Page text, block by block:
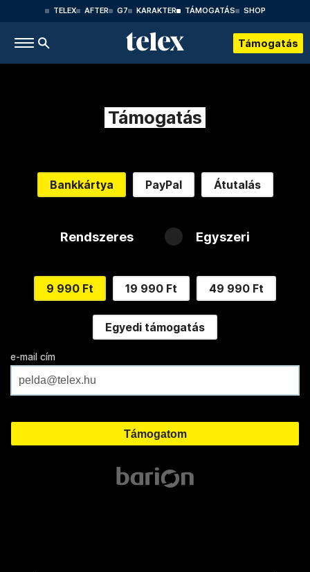
TELEX AFTER G7 KARAKTER TÁMOGATÁS SHOP
Támogatás
Támogatás
Bankkártya PayPal Átutalás
Rendszeres Egyszeri
9 990 Ft 19 990 Ft 49 990 Ft
Egyedi támogatás
e-mail cím